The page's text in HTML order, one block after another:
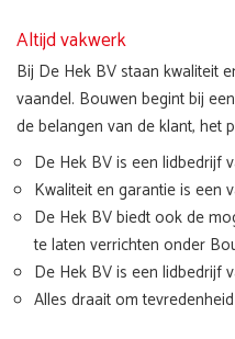
Altijd vakwerk
Bij De Hek BV staan kwaliteit
vaandel. Bouwen begint bij
de belangen van de klant, het
De Hek BV is een lidbedrijf
Kwaliteit en garantie is een
De Hek BV biedt ook de
te laten verrichten onder
De Hek BV is een lidbedrijf
Alles draait om tevredenheid